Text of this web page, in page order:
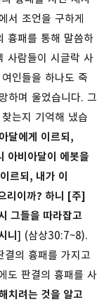
서 조언을 구하게
흉패를 통해 말씀하
사람들이 시글락 사
인들을 하나도 죽
하며 울었습니다. 그
는지 기억해 냈습
달에게 이르되,
아비아달이 에봇을
르되, 내가 이
리이까? 하니 [주]
그들을 따라잡고
니] (삼상30:7~8).
결의 흉패를 가지고
도 판결의 흉패를 사
치려는 것을 알고